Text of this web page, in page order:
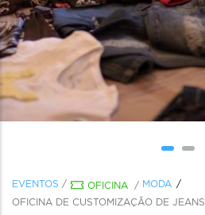
EVENTOS / OFICINA / MODA
OFICINA DE CUSTOMIZAÇÃO DE JEANS